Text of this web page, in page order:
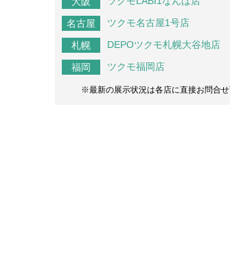
名古屋 ツクモ名古屋1号店
札幌 DEPOツクモ札幌大谷地店
福岡 ツクモ福岡店
※最新の展示状況は各店に直接お問合